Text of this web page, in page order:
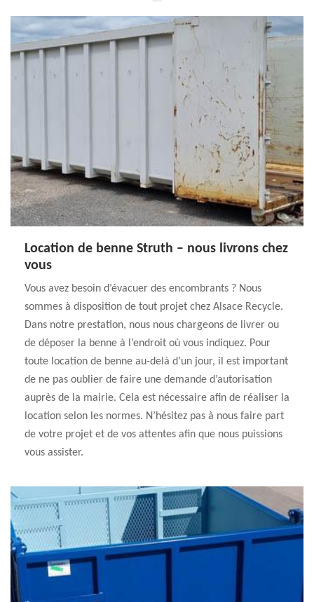
Location de benne Struth – nous livrons chez
vous
Vous avez besoin d’évacuer des encombrants ? Nous
sommes à disposition de tout projet chez Alsace Recycle.
Dans notre prestation, nous nous chargeons de livrer ou
de déposer la benne à l’endroit où vous indiquez. Pour
toute location de benne au-delà d’un jour, il est important
de ne pas oublier de faire une demande d’autorisation
auprès de la mairie. Cela est nécessaire afin de réaliser la
location selon les normes. N’hésitez pas à nous faire part
de votre projet et de vos attentes afin que nous puissions
vous assister.